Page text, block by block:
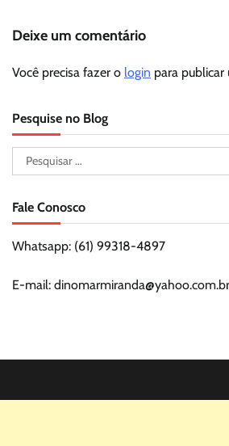
Deixe um comentário
Você precisa fazer o login para
Pesquise no Blog
Pesquisar
por:
Fale Conosco
Whatsapp: (61) 99318-4897
E-mail: dinomarmiranda@yahoo.com.br